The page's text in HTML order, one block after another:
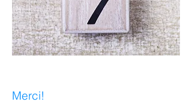
Merci!